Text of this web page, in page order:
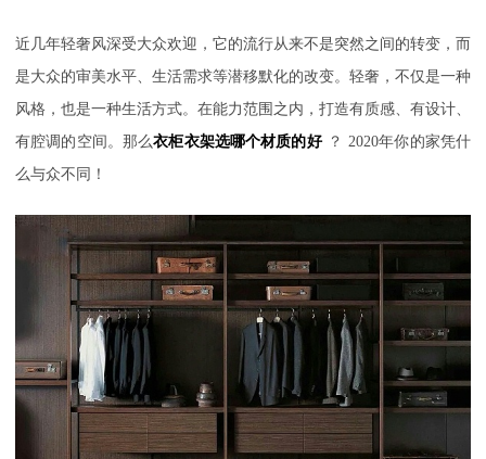
近几年轻奢风深受大众欢迎，它的流行从来不是突然之间的转变，而
是大众的审美水平、生活需求等潜移默化的改变。轻奢，不仅是一种
风格，也是一种生活方式。在能力范围之内，打造有质感、有设计、
有腔调的空间。那么衣柜衣架选哪个材质的好 ？ 2020年你的家凭什
么与众不同！